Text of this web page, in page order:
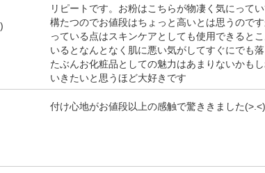
リピートです。お粉はこちらが物凄く気にって
構たつのでお値段はちょっと高いとは思うので
っている点はスキンケアとしても使用できると
いるとなんとなく肌に悪い気がしてすぐにでも
たぶんお化粧品としての魅力はあまりないかも
いきたいと思うほど大好きです
付け心地がお値段以上の感触で驚ききました